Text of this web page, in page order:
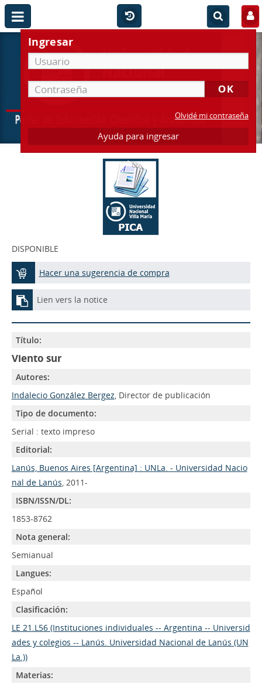
Ingresar
Olvidé mi contraseña
Ayuda para ingresar
DISPONIBLE
Hacer una sugerencia de compra
Lien vers la notice
Título:
Viento sur
Autores:
Indalecio González Bergez, Director de publicación
Tipo de documento:
Serial : texto impreso
Editorial:
Lanús, Buenos Aires [Argentina] : UNLa. - Universidad Nacio
nal de Lanús, 2011-
ISBN/ISSN/DL:
1853-8762
Nota general:
Semianual
Langues:
Español
Clasificación:
LE 21.L56 (Instituciones individuales -- Argentina -- Universid
ades y colegios -- Lanús. Universidad Nacional de Lanús (UN
La.))
Materias: